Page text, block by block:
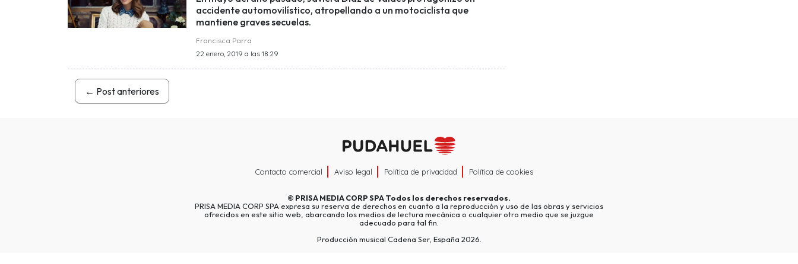
accidente automovilístico, atropellando a un motociclista que
mantiene graves secuelas.
Francisca Parra
22 enero, 2019 a las 18:29
← Post anteriores
Contacto comercial Aviso legal Política de privacidad Política de cookies
© PRISA MEDIA CORP SPATodos los derechos reservados.
PRISA MEDIA CORP SPA expresa su reserva de derechos en cuanto a la reproducción y uso de las obras y servicios
ofrecidos en este sitio web, abarcando los medios de lectura mecánica o cualquier otro medio que se juzgue
adecuado para tal fin.
Producción musical Cadena Ser, España 2026.